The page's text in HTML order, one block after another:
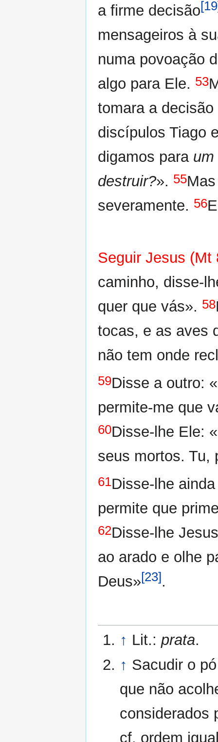
a firme decisão
mensageiros à
numa povoação
algo para Ele. 53
tomara a
discípulos Tiago
digamos para um
destruir?». 55
severamente. 56
Seguir Jesus
caminho, disse-
quer que vás». 58
tocas, e as aves
não tem onde
59Disse a outro:
permite-me que
60Disse-lhe Ele:
seus mortos. Tu,
61Disse-lhe
permite que
62Disse-lhe
ao arado e olhe
Deus»[23].
↑ Lit.: prata.
↑ Sacudir o
que não
considerados
cf. ordem